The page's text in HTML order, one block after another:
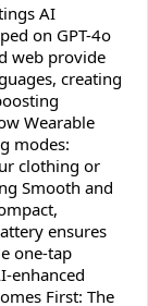
AI
on GPT-4o
web provide
creating
Wearable
modes:
clothing or
Smooth and
ensures
one-tap
enhanced
First: The